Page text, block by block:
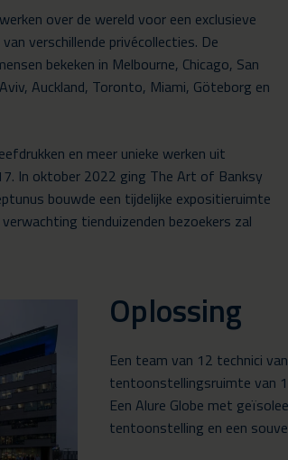
over de wereld voor een exclusieve
verschillende privécollecties. De
bekeken in Melbourne, Chicago, San
Auckland, Toronto, Miami, Göteborg en
en meer unieke werken uit
In oktober 2022 ging The Art of Banksy
bouwde een tijdelijke expositieruimte
tienduizenden bezoekers zal
Oplossing
Een team van 12 technici
tentoonstellingsruimte van
Een Alure Globe met
tentoonstelling en een